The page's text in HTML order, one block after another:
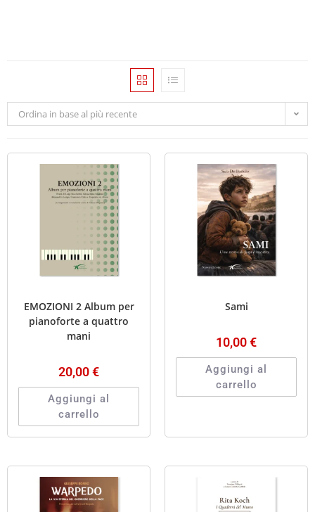
Ordina in base al più recente
EMOZIONI 2 Album per
pianoforte a quattro
mani
20,00€
Aggiungi al
carrello
Sami
10,00€
Aggiungi al
carrello